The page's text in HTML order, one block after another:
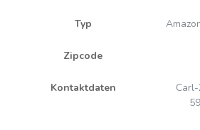
Typ
Zipcode
Kontaktdaten